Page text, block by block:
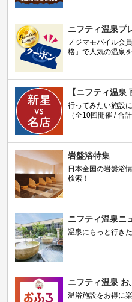
ニフティ温泉プ
ノジマモバイル会
格」で人気の温泉
【ニフティ温泉
行ってみたい施設
（全10回開催 / 合
岩盤浴特集
日本全国の岩盤浴
検索！
ニフティ温泉ニ
温泉にもっと行き
ニフティ温泉 お
温浴施設をお得に